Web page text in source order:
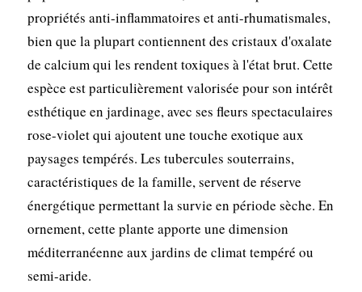
propriétés anti-inflammatoires et anti-rhumatismales,
bien que la plupart contiennent des cristaux d'oxalate
de calcium qui les rendent toxiques à l'état brut. Cette
espèce est particulièrement valorisée pour son intérêt
esthétique en jardinage, avec ses fleurs spectaculaires
rose-violet qui ajoutent une touche exotique aux
paysages tempérés. Les tubercules souterrains,
caractéristiques de la famille, servent de réserve
énergétique permettant la survie en période sèche. En
ornement, cette plante apporte une dimension
méditerranéenne aux jardins de climat tempéré ou
semi-aride.